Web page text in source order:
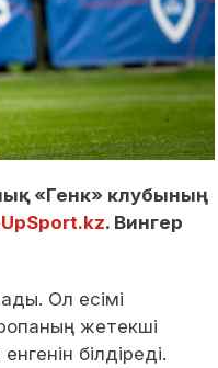
«Генк» клубының
. Вингер
Ол есімі
жетекші
білдіреді.